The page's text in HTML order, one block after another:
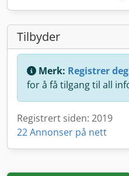
Tilbyder
Merk: Registrer
for å få tilgang til all
Registrert siden: 2019
22 Annonser på nett